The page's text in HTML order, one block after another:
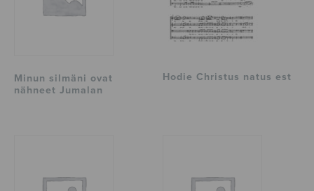
Minun silmäni ovat
nähneet Jumalan
Hodie Christus natus est